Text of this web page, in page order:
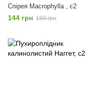
Спірея Macrophylla , с2
144 грн 180 грн